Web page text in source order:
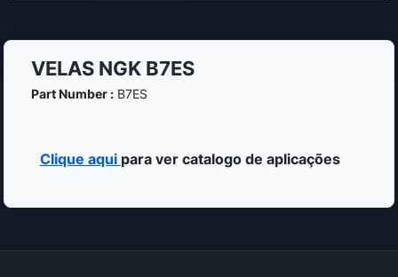
VELAS NGK B7ES
Part Number :B7ES
Clique aqui para ver catalogo de aplicações